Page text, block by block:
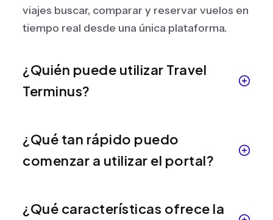
viajes buscar, comparar y reservar vuelos en
tiempo real desde una única plataforma.
¿Quién puede utilizar Travel
Terminus?
¿Qué tan rápido puedo
comenzar a utilizar el portal?
¿Qué características ofrece la